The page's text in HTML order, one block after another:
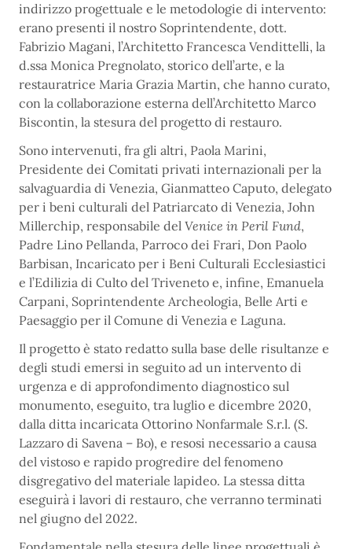
indirizzo progettuale e le metodologie di intervento:
erano presenti il nostro Soprintendente, dott.
Fabrizio Magani, l’Architetto Francesca Vendittelli, la
d.ssa Monica Pregnolato, storico dell’arte, e la
restauratrice Maria Grazia Martin, che hanno curato,
con la collaborazione esterna dell’Architetto Marco
Biscontin, la stesura del progetto di restauro.
Sono intervenuti, fra gli altri, Paola Marini,
Presidente dei Comitati privati internazionali per la
salvaguardia di Venezia, Gianmatteo Caputo, delegato
per i beni culturali del Patriarcato di Venezia, John
Millerchip, responsabile del Venice in Peril Fund,
Padre Lino Pellanda, Parroco dei Frari, Don Paolo
Barbisan, Incaricato per i Beni Culturali Ecclesiastici
e l’Edilizia di Culto del Triveneto e, infine, Emanuela
Carpani, Soprintendente Archeologia, Belle Arti e
Paesaggio per il Comune di Venezia e Laguna.
Il progetto è stato redatto sulla base delle risultanze e
degli studi emersi in seguito ad un intervento di
urgenza e di approfondimento diagnostico sul
monumento, eseguito, tra luglio e dicembre 2020,
dalla ditta incaricata Ottorino Nonfarmale S.r.l. (S.
Lazzaro di Savena – Bo), e resosi necessario a causa
del vistoso e rapido progredire del fenomeno
disgregativo del materiale lapideo. La stessa ditta
eseguirà i lavori di restauro, che verranno terminati
nel giugno del 2022.